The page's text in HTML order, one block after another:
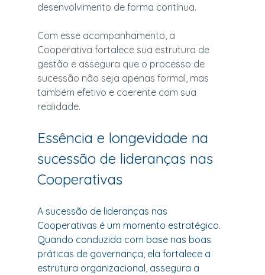
desenvolvimento de forma contínua.
Com esse acompanhamento, a
Cooperativa fortalece sua estrutura de
gestão e assegura que o processo de
sucessão não seja apenas formal, mas
também efetivo e coerente com sua
realidade.
Essência e longevidade na
sucessão de lideranças nas
Cooperativas
A sucessão de lideranças nas
Cooperativas é um momento estratégico.
Quando conduzida com base nas boas
práticas de governança, ela fortalece a
estrutura organizacional, assegura a